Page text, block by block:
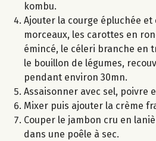
kombu.
Ajouter la courge épluchée et
morceaux, les carottes en
émincé, le céleri branche en
le bouillon de légumes,
pendant environ 30mn.
Assaisonner avec sel, poivre
Mixer puis ajouter la crème
Couper le jambon cru en
dans une poêle à sec.